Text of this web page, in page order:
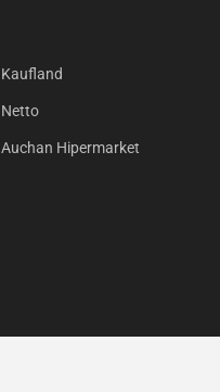
Kaufland
Netto
Auchan Hipermarket